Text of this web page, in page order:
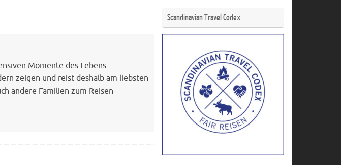
Momente des Lebens
zeigen und reist deshalb am liebsten
andere Familien zum Reisen
Scandinavian Travel Codex